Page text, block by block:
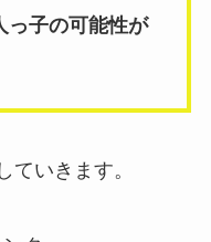
っ子の可能性が
ていきます。